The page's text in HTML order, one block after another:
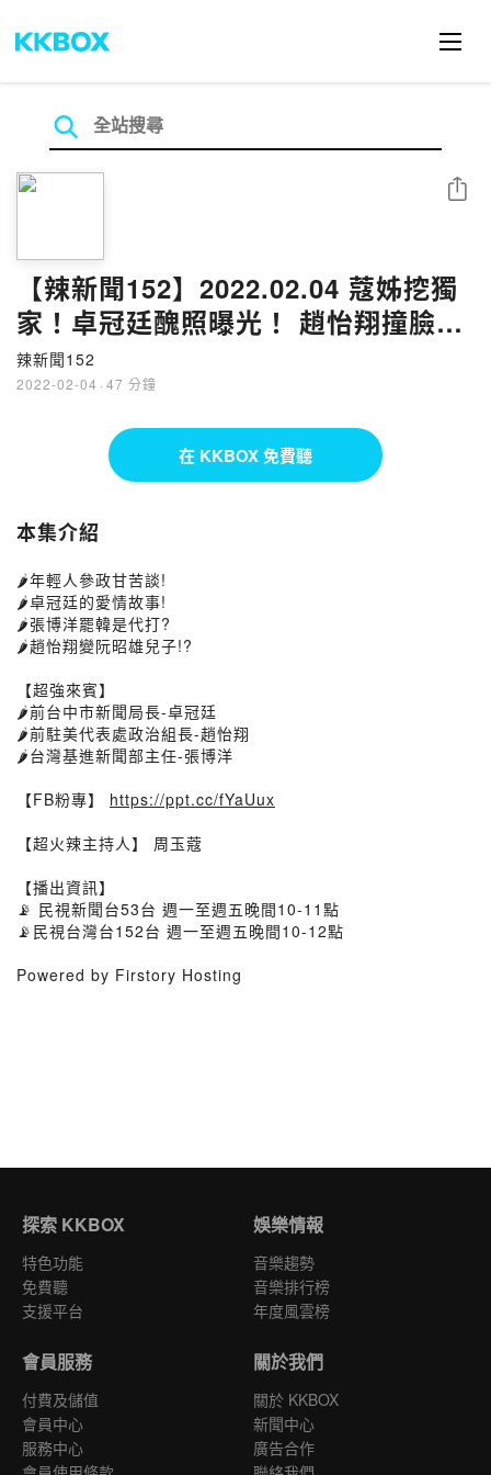
【辣新聞152】2022.02.04 蔻姊挖獨
家！卓冠廷醜照曝光！ 趙怡翔撞臉？
張博洋唱挽仙桃！
辣新聞152
2022-02-04 · 47 分鐘
分享
在 KKBOX 免費聽
本集介紹
🌶年輕人參政甘苦談!
🌶卓冠廷的愛情故事!
🌶張博洋罷韓是代打?
🌶趙怡翔變阮昭雄兒子!?
【超強來賓】
🌶前台中市新聞局長-卓冠廷
🌶前駐美代表處政治組長-趙怡翔
🌶台灣基進新聞部主任-張博洋
【FB粉專】 https://ppt.cc/fYaUux
【超火辣主持人】 周玉蔻
【播出資訊】
📡 民視新聞台53台 週一至週五晚間10-11點
📡民視台灣台152台 週一至週五晚間10-12點
Powered by Firstory Hosting
探索 KKBOX
特色功能
免費聽
支援平台
娛樂情報
音樂趨勢
音樂排行榜
年度風雲榜
會員服務
付費及儲值
會員中心
服務中心
關於我們
關於 KKBOX
新聞中心
廣告合作